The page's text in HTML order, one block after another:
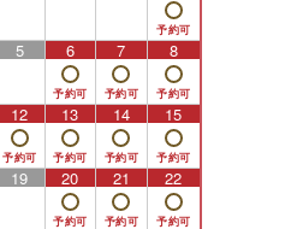
5 6 7 8
12 13 14 15
19 20 21 22